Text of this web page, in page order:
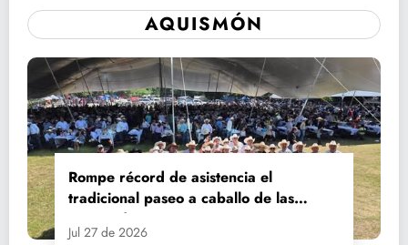
AQUISMÓN
Rompe récord de asistencia el
tradicional paseo a caballo de las
Fiestas de Santiago y Santa Ana
Jul 27 de 2026